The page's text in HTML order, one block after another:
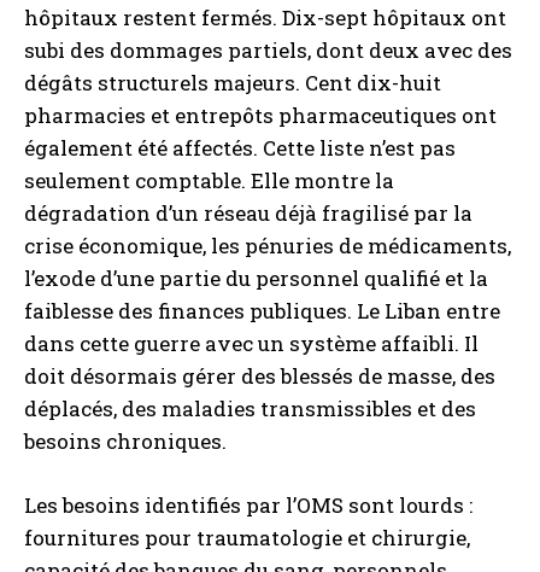
hôpitaux restent fermés. Dix-sept hôpitaux ont
subi des dommages partiels, dont deux avec des
dégâts structurels majeurs. Cent dix-huit
pharmacies et entrepôts pharmaceutiques ont
également été affectés. Cette liste n’est pas
seulement comptable. Elle montre la
dégradation d’un réseau déjà fragilisé par la
crise économique, les pénuries de médicaments,
l’exode d’une partie du personnel qualifié et la
faiblesse des finances publiques. Le Liban entre
dans cette guerre avec un système affaibli. Il
doit désormais gérer des blessés de masse, des
déplacés, des maladies transmissibles et des
besoins chroniques.
Les besoins identifiés par l’OMS sont lourds :
fournitures pour traumatologie et chirurgie,